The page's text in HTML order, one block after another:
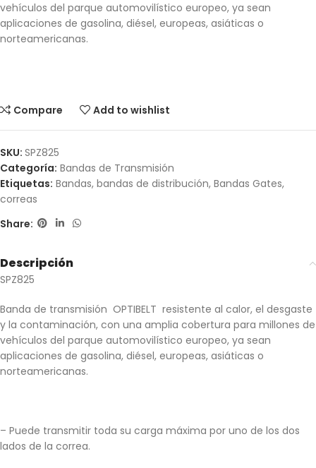
vehículos del parque automovilístico europeo, ya sean
aplicaciones de gasolina, diésel, europeas, asiáticas o
norteamericanas.
Compare Add to wishlist
SKU: SPZ825
Categoría: Bandas de Transmisión
Etiquetas: Bandas, bandas de distribución, Bandas Gates,
correas
Share:
Descripción
SPZ825
Banda de transmisión OPTIBELT resistente al calor, el desgaste
y la contaminación, con una amplia cobertura para millones de
vehículos del parque automovilístico europeo, ya sean
aplicaciones de gasolina, diésel, europeas, asiáticas o
norteamericanas.
– Puede transmitir toda su carga máxima por uno de los dos
lados de la correa.